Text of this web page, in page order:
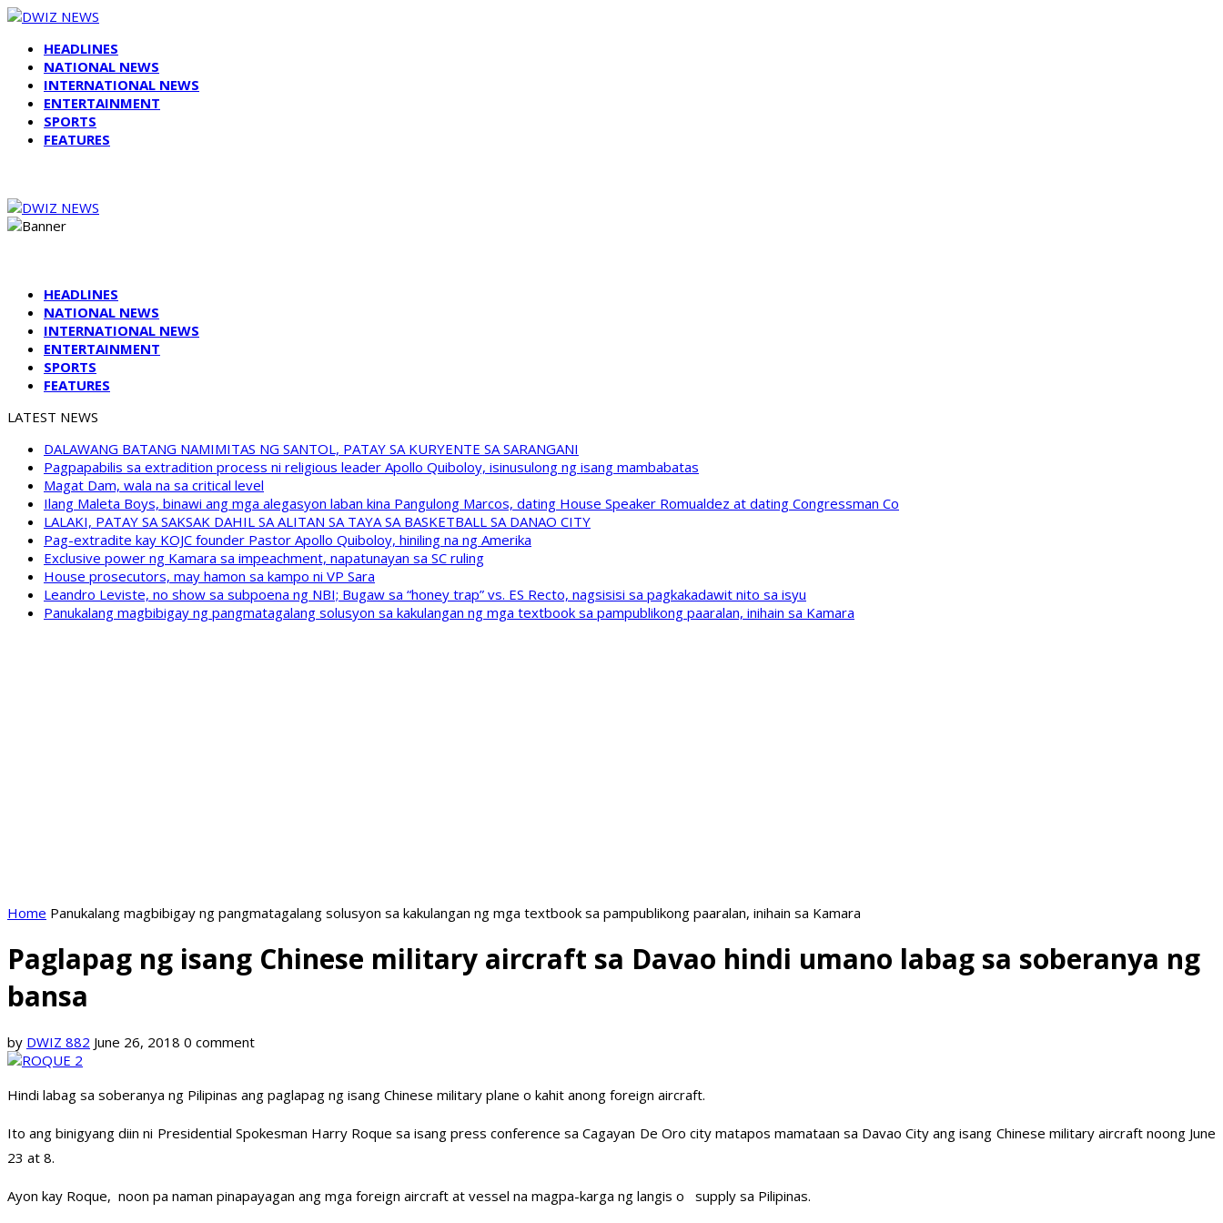
HEADLINES
NATIONAL NEWS
INTERNATIONAL NEWS
ENTERTAINMENT
SPORTS
FEATURES
HEADLINES
NATIONAL NEWS
INTERNATIONAL NEWS
ENTERTAINMENT
SPORTS
FEATURES
LATEST NEWS
DALAWANG BATANG NAMIMITAS NG SANTOL, PATAY SA KURYENTE SA SARANGANI
Pagpapabilis sa extradition process ni religious leader Apollo Quiboloy, isinusulong ng isang mambabatas
Magat Dam, wala na sa critical level
Ilang Maleta Boys, binawi ang mga alegasyon laban kina Pangulong Marcos, dating House Speaker Romualdez at dating Congressman Co
LALAKI, PATAY SA SAKSAK DAHIL SA ALITAN SA TAYA SA BASKETBALL SA DANAO CITY
Pag-extradite kay KOJC founder Pastor Apollo Quiboloy, hiniling na ng Amerika
Exclusive power ng Kamara sa impeachment, napatunayan sa SC ruling
House prosecutors, may hamon sa kampo ni VP Sara
Leandro Leviste, no show sa subpoena ng NBI; Bugaw sa “honey trap” vs. ES Recto, nagsisisi sa pagkakadawit nito sa isyu
Panukalang magbibigay ng pangmatagalang solusyon sa kakulangan ng mga textbook sa pampublikong paaralan, inihain sa Kamara
Home Panukalang magbibigay ng pangmatagalang solusyon sa kakulangan ng mga textbook sa pampublikong paaralan, inihain sa Kamara
Paglapag ng isang Chinese military aircraft sa Davao hindi umano labag sa soberanya ng
bansa
by DWIZ 882 June 26, 2018 0 comment
Hindi labag sa soberanya ng Pilipinas ang paglapag ng isang Chinese military plane o kahit anong foreign aircraft.
Ito ang binigyang diin ni Presidential Spokesman Harry Roque sa isang press conference sa Cagayan De Oro city matapos mamataan sa Davao City ang isang Chinese military aircraft noong June
23 at 8.
Ayon kay Roque, noon pa naman pinapayagan ang mga foreign aircraft at vessel na magpa-karga ng langis o supply sa Pilipinas.